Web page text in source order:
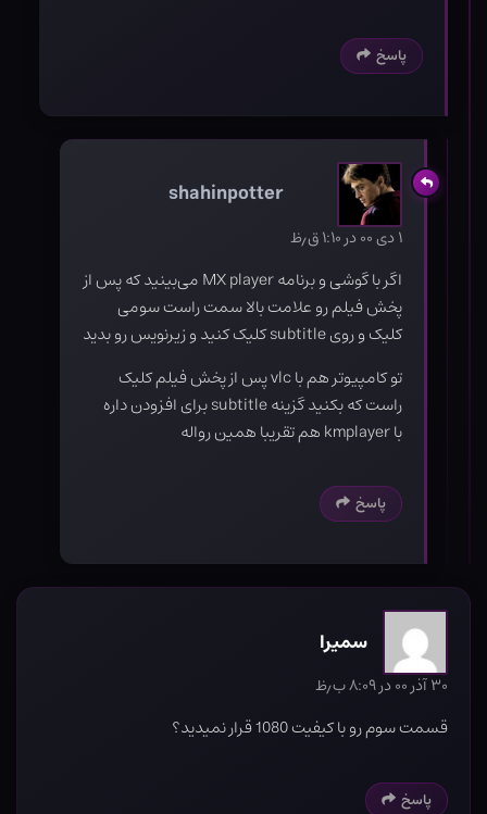
پاسخ
shahinpotter
۱ دی ۰۰ در ۱:۱۰ ق٫ظ
اگر با گوشی و برنامه MX player می‌بینید که پس از
پخش فیلم رو علامت بالا سمت راست سومی
کلیک و روی subtitle کلیک کنید و زیرنویس رو بدید
تو کامپیوتر هم با vlc پس از پخش فیلم کلیک
راست که بکنید گزینه subtitle برای افزودن داره
با kmplayer هم تقریبا همین رواله
پاسخ
سمیرا
۳۰ آذر ۰۰ در ۸:۰۹ ب٫ظ
قسمت سوم رو با کیفیت 1080 قرار نمیدید؟
پاسخ